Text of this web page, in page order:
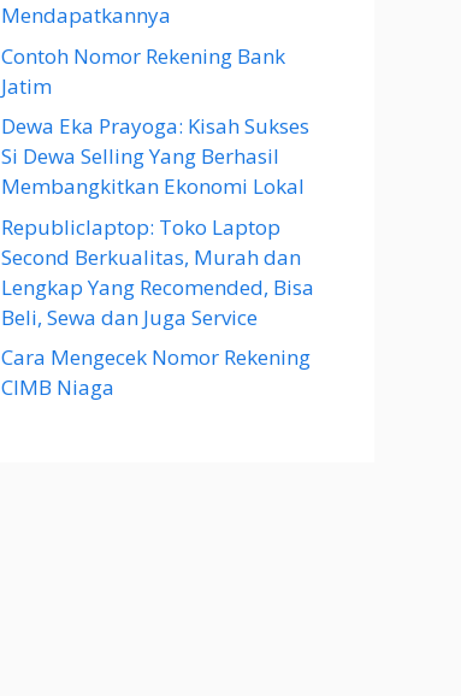
Mendapatkannya
Contoh Nomor Rekening Bank
Jatim
Dewa Eka Prayoga: Kisah Sukses
Si Dewa Selling Yang Berhasil
Membangkitkan Ekonomi Lokal
Republiclaptop: Toko Laptop
Second Berkualitas, Murah dan
Lengkap Yang Recomended, Bisa
Beli, Sewa dan Juga Service
Cara Mengecek Nomor Rekening
CIMB Niaga